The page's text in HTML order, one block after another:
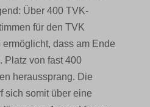
Über 400 TVK-
für den TVK
dass am Ende
Platz von fast 400
heraussprang. Die
sich somit über eine